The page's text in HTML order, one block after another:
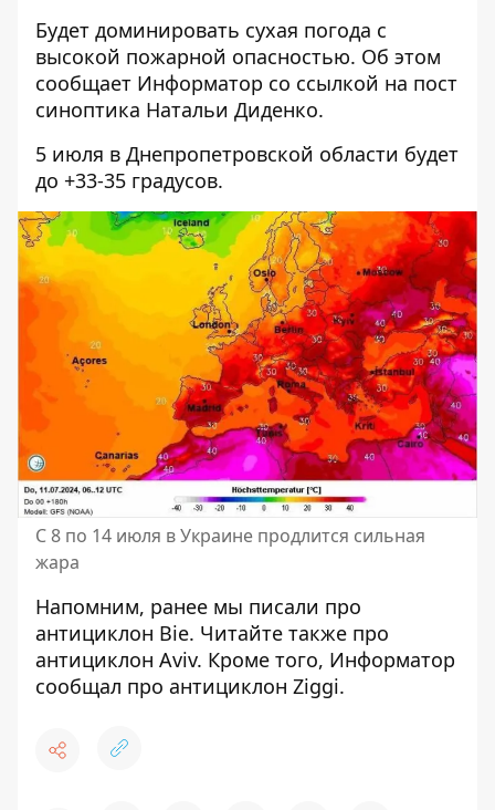
Будет доминировать сухая погода с
высокой пожарной опасностью. Об этом
сообщает Информатор со ссылкой на пост
синоптика Натальи Диденко.
5 июля в Днепропетровской области будет
до +33-35 градусов.
С 8 по 14 июля в Украине продлится сильная
жара
Напомним, ранее мы писали про
антициклон Bie. Читайте также про
антициклон Aviv. Кроме того, Информатор
сообщал про антициклон Ziggi.